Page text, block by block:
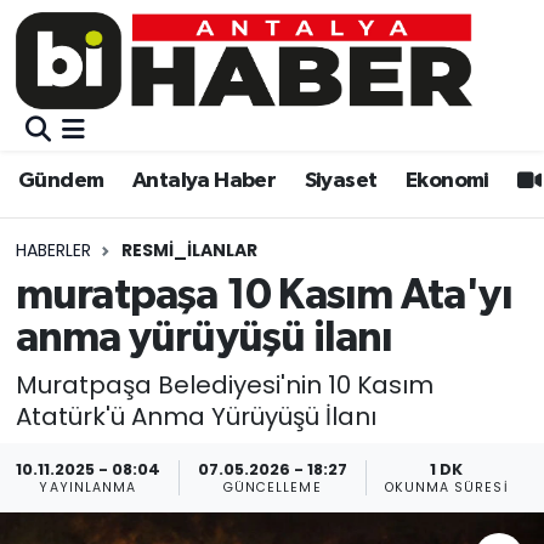
Gündem Antalya Haber Siyaset Ekonomi
HABERLER RESMI_İLANLAR
muratpaşa 10 Kasım Ata'yı
anma yürüyüşü ilanı
Muratpaşa Belediyesi'nin 10 Kasım
Atatürk'ü Anma Yürüyüşü İlanı
10.11.2025 - 08:04
YAYINLANMA
07.05.2026 - 18:27
GÜNCELLEME
1 DK
OKUNMA SÜRESI
Gündem
Siyaset
Ekonomi
Video
Eğitim
Kültür-sanat
Sağlık
Gündem
Siyaset
Eğitim
Ekonomi
Kültür-sanat
Sağlık
Muratpaşa Nöbetçi Eczaneler
Muratpaşa Trafik Yoğunluk Haritası
Süper Lig Puan Durumu ve Fikstür
Tüm Manşetler
Son Dakika Haberleri
Haber Arşivi